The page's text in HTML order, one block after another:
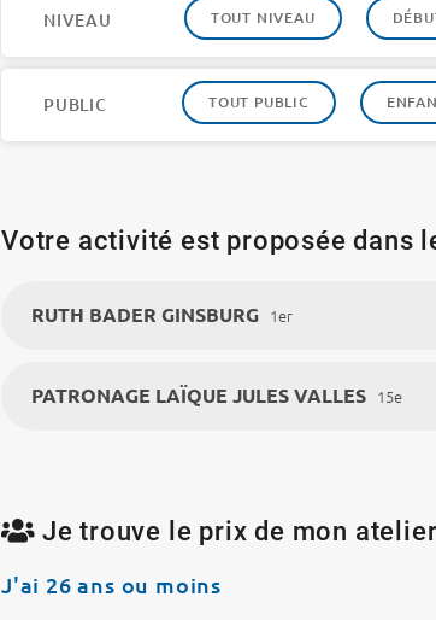
NIVEAU TOUT NIVEAU
PUBLIC TOUT PUBLIC
Votre activité est proposée dans
RUTH BADER GINSBURG 1er
PATRONAGE LAÏQUE JULES VALLES 15e
Je trouve le prix de mon
J'ai 26 ans ou moins